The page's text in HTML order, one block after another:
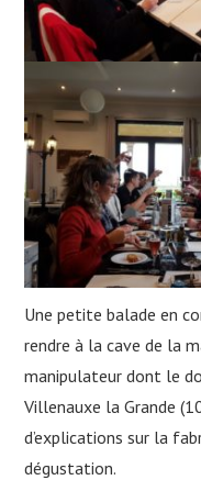
Une petite balade en
rendre à la cave de la
manipulateur dont le
Villenauxe la Grande
d’explications sur la
dégustation.